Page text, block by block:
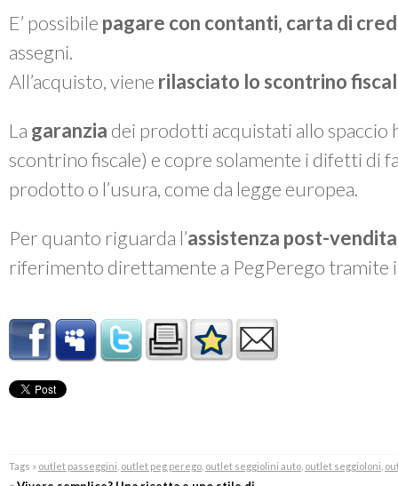
E’ possibile pagare con contanti, carta di
assegni.
All’acquisto, viene rilasciato lo scontrino
La garanzia dei prodotti acquistati allo spaccio
scontrino fiscale) e copre solamente i difetti di
prodotto o l’usura, come da legge europea.
Per quanto riguarda l’assistenza post-vendita
riferimento direttamente a PegPerego tramite
Tags » outlet passeggini outlet peg perego, outlet seggiolini auto, outlet seggioloni